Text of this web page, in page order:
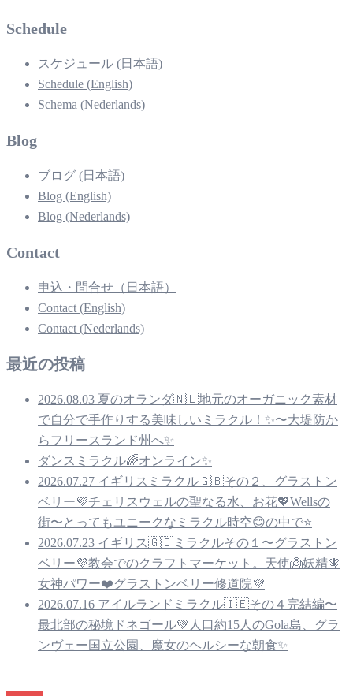
Schedule
スケジュール (日本語)
Schedule (English)
Schema (Nederlands)
Blog
ブログ (日本語)
Blog (English)
Blog (Nederlands)
Contact
申込・問合せ（日本語）
Contact (English)
Contact (Nederlands)
最近の投稿
2026.08.03 夏のオランダ🇳🇱地元のオーガニック素材
で自分で手作りする美味しいミラクル！✨〜大堤防か
らフリースランド州へ✨
ダンスミラクル🌈オンライン✨
2026.07.27 イギリスミラクル🇬🇧その２、グラストン
ベリー💜チェリスウェルの聖なる水、お花💖Wellsの
街〜とってもユニークなミラクル時空😊の中で⭐️
2026.07.23 イギリス🇬🇧ミラクルその１〜グラストン
ベリー💜教会でのクラフトマーケット。天使👼妖精🧚
女神パワー❤️グラストンベリー修道院💜
2026.07.16 アイルランドミラクル🇮🇪その４完結編〜
最北部の秘境ドネゴール💚人口約15人のGola島、グラ
ンヴェー国立公園、魔女のヘルシーな朝食✨